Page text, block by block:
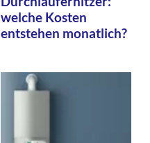
welche Kosten
entstehen monatlich?